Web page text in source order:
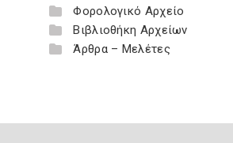
Φορολογικό Αρχείο
Βιβλιοθήκη Αρχείων
Άρθρα – Μελέτες